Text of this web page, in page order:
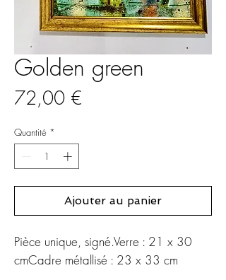
Golden green
72,00 €
Quantité *
Ajouter au panier
Pièce unique, signé.Verre : 21 x 30
cmCadre métallisé : 23 x 33 cm